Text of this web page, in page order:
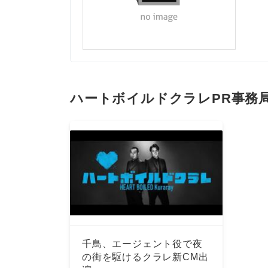
ハートボイルドクラレPR事務
千鳥、エージェント役で夜
の街を駆けるクラレ新CM出